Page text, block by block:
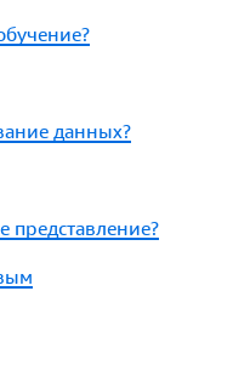
данных?
представление?